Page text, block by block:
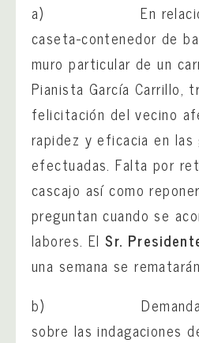
a) En relación al
caseta-contenedor de
muro particular de un
Pianista García Carrillo,
felicitación del vecino
rapidez y eficacia en las
efectuadas. Falta por
cascajo así como
preguntan cuando se
labores. ElSr.
una semana se
b) Demanda
sobre las indagaciones